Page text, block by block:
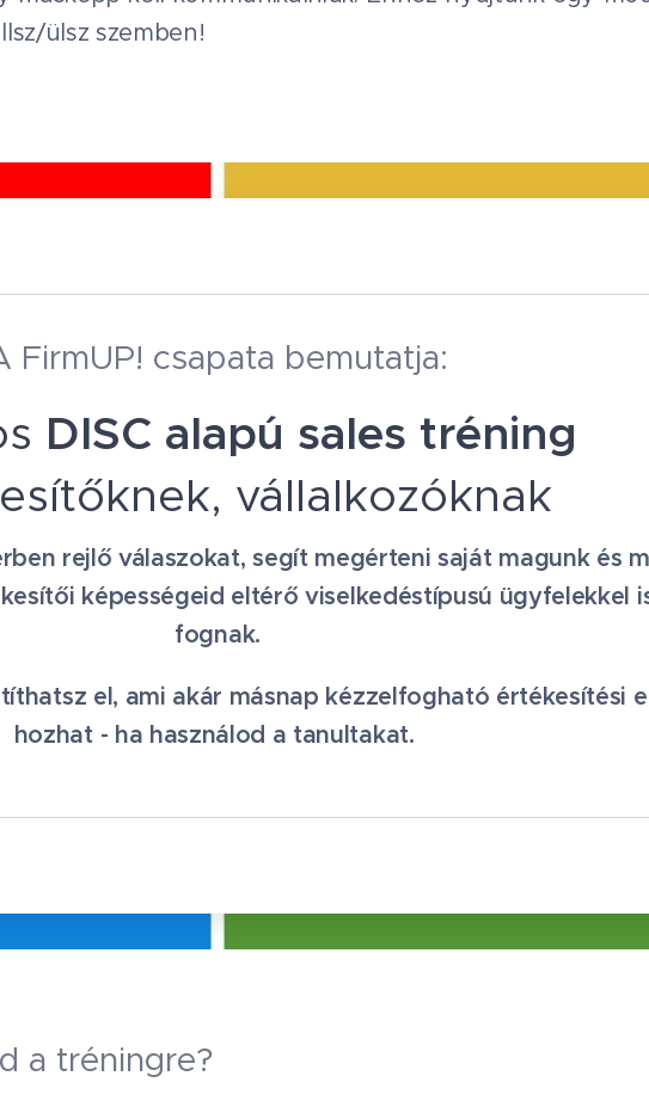
ülsz szemben!
FirmUP! csapata bemutatja:
DISC alapú sales tréning
vállalkozóknak
rejlő válaszokat, segít megérteni saját magunk és
képességeid eltérő viselkedéstípusú ügyfelekkel
fognak.
el, ami akár másnap kézzelfogható értékesítési
hozhat - ha használod a tanultakat.
a tréningre?